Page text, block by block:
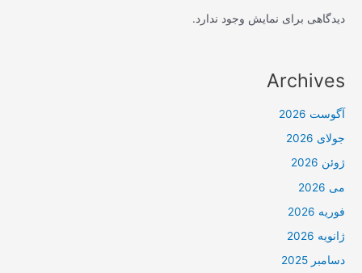
دیدگاهی برای نمایش وجود ندارد.
Archives
آگوست 2026
جولای 2026
ژوئن 2026
می 2026
فوریه 2026
ژانویه 2026
دسامبر 2025